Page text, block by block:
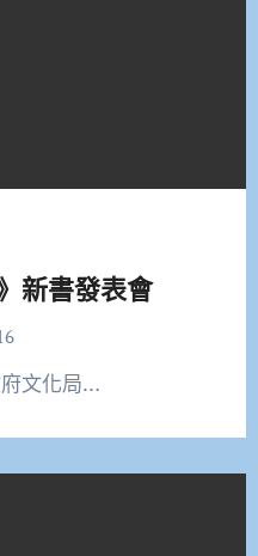
新書發表會
府文化局…